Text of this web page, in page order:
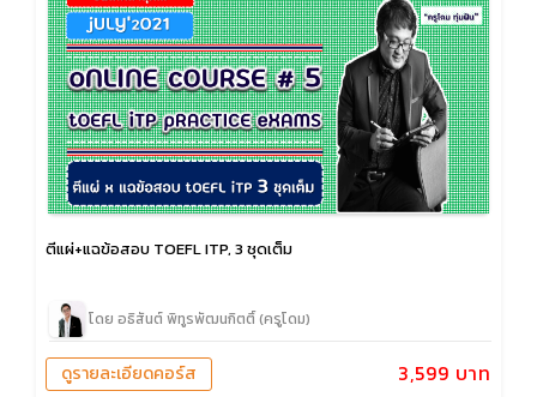
ตีแผ่+แฉข้อสอบ TOEFL ITP, 3 ชุดเต็ม
โดย อธิสันต์ พิทูรพัฒนกิตติ์ (ครูโดม)
3,599 บาท
ดูรายละเอียดคอร์ส